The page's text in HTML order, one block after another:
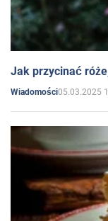
Jak przycinać
Wiadomości05.03.2025